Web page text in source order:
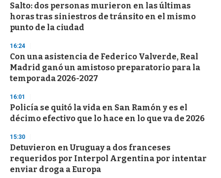
Salto: dos personas murieron en las últimas
horas tras siniestros de tránsito en el mismo
punto de la ciudad
16:24
Con una asistencia de Federico Valverde, Real
Madrid ganó un amistoso preparatorio para la
temporada 2026-2027
16:01
Policía se quitó la vida en San Ramón y es el
décimo efectivo que lo hace en lo que va de 2026
15:30
Detuvieron en Uruguay a dos franceses
requeridos por Interpol Argentina por intentar
enviar droga a Europa